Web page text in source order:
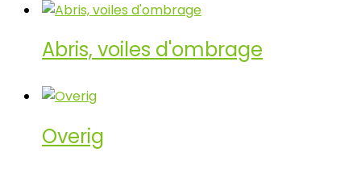
Abris, voiles d'ombrage
Overig